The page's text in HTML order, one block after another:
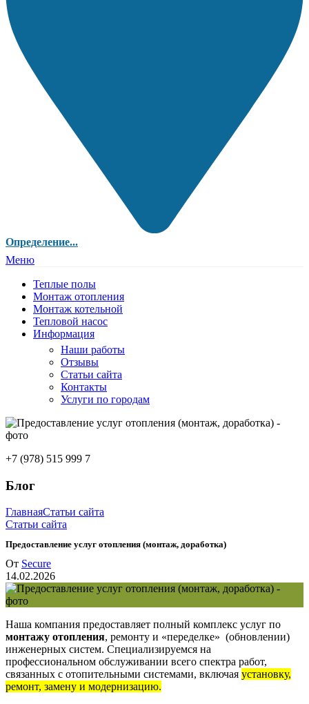
Определение...
Меню
Теплые полы
Монтаж отопления
Монтаж котельной
Тепловой насос
Информация
Наши работы
Отзывы
Статьи сайта
Контакты
Услуги по городам
+7 (978) 515 999 7
Блог
ГлавнаяСтатьи сайта
Статьи сайта
Предоставление услуг отопления (монтаж, доработка)
От Secure
14.02.2026
Наша компания предоставляет полный комплекс услуг по
монтажу отопления, ремонту и «переделке» (обновлении)
инженерных систем. Специализируемся на
профессиональном обслуживании всего спектра работ,
связанных с отопительными системами, включая установку,
ремонт, замену и модернизацию.